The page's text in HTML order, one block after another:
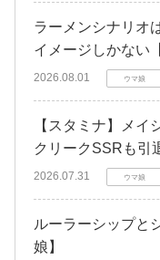
ラーメンシナリオ
イメージしかない
2026.08.01 ウマ娘
【スタミナ】メ
クリークSSRも引
2026.07.31 ウマ娘
ルーラーシップと
娘】